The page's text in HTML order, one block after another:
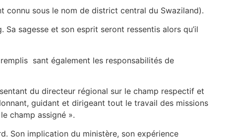
connu sous le nom de district central du Swaziland).
sagesse et son esprit seront ressentis alors qu’il
sant également les responsabilités de
du directeur régional sur le champ respectif et
guidant et dirigeant tout le travail des missions
champ assigné ».
Son implication du ministère, son expérience